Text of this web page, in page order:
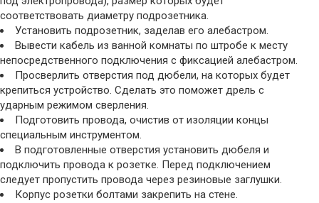
соответствовать диаметру подрозетника.
Установить подрозетник, заделав его алебастром.
Вывести кабель из ванной комнаты по штробе к месту
непосредственного подключения с фиксацией алебастром.
Просверлить отверстия под дюбели, на которых будет
крепиться устройство. Сделать это поможет дрель с
ударным режимом сверления.
Подготовить провода, очистив от изоляции концы
специальным инструментом.
В подготовленные отверстия установить дюбеля и
подключить провода к розетке. Перед подключением
следует пропустить провода через резиновые заглушки.
Корпус розетки болтами закрепить на стене.